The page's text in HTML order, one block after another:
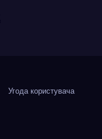
Угода користувача